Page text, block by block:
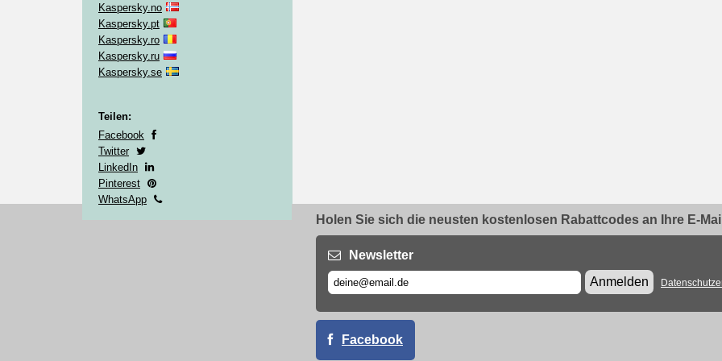
Kaspersky.no
Kaspersky.pt
Kaspersky.ro
Kaspersky.ru
Kaspersky.se
Teilen:
Facebook
Twitter
LinkedIn
Pinterest
WhatsApp
Holen Sie sich die neusten kostenlosen Rabattcodes an Ihre E-
Newsletter
Anmelden
Facebook